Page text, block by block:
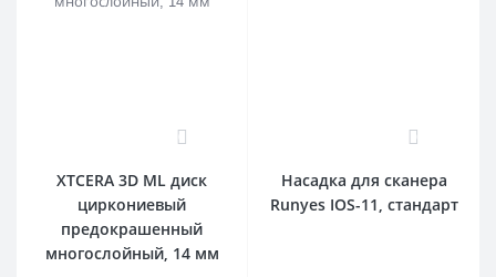
0
XTCERA 3D ML диск
циркониевый
предокрашенный
многослойный, 14 мм
0
Насадка для сканера
Runyes IOS-11, стандарт